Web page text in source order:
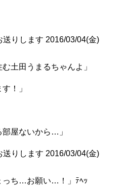
りします 2016/03/04(金)
土田うまるちゃんよ」
！」
屋ないから…」
りします 2016/03/04(金)
っち…お願い…！」ﾃﾍｯ